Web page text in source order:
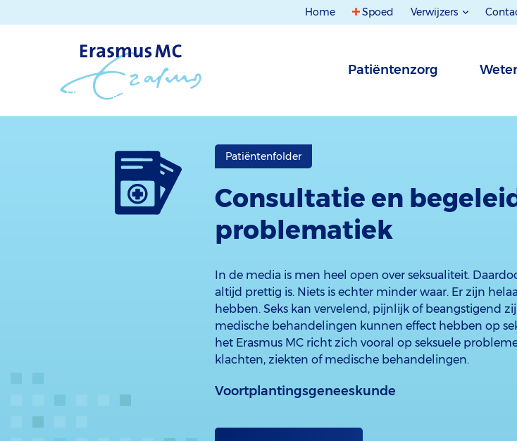
Home Spoed Verwijzers
Patiëntenzorg
Patiëntenfolder
Consultatie en
problematiek
In de media is men heel open over seksualiteit.
altijd prettig is. Niets is echter minder waar. Er zijn
hebben. Seks kan vervelend, pijnlijk of beangstigend
medische behandelingen kunnen effect hebben op
het Erasmus MC richt zich vooral op seksuele
klachten, ziekten of medische behandelingen.
Voortplantingsgeneeskunde